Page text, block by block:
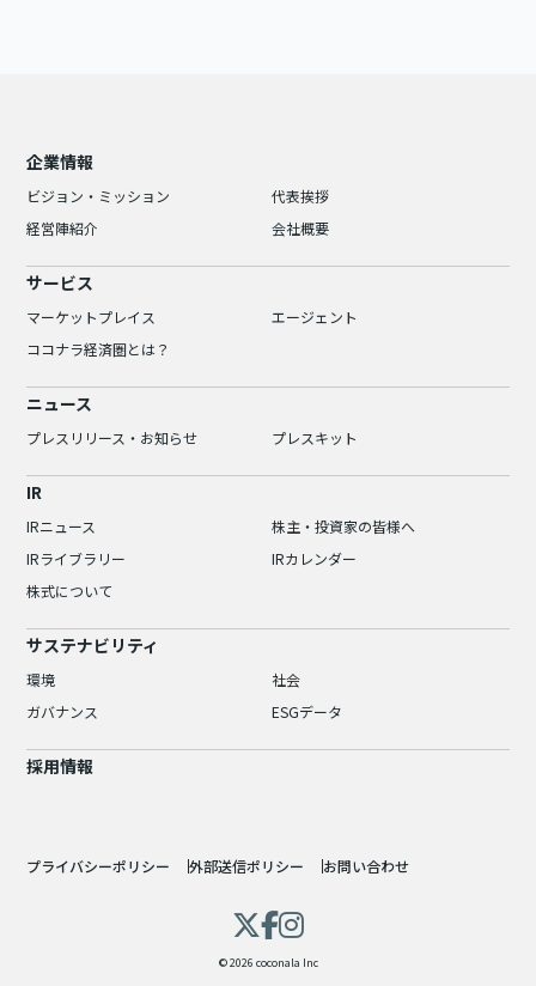
企業情報
ビジョン・ミッション
代表挨拶
経営陣紹介
会社概要
サービス
マーケットプレイス
エージェント
ココナラ経済圏とは？
ニュース
プレスリリース・お知らせ プレスキット
IR
IRニュース
株主・投資家の皆様へ
IRライブラリー
IRカレンダー
株式について
サステナビリティ
環境
社会
ガバナンス
ESGデータ
採用情報
プライバシーポリシー 外部送信ポリシー お問い合わせ
© 2026 coconala Inc